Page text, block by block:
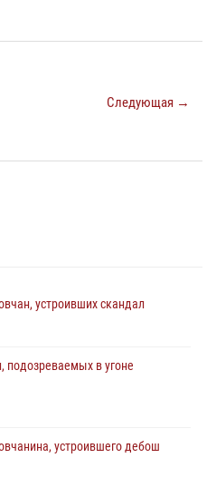
Следующая →
устроивших скандал
подозреваемых в угоне
устроившего дебош